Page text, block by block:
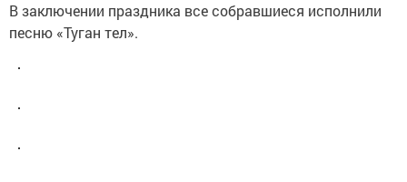
В заключении праздника все собравшиеся исполнили
песню «Туган тел».